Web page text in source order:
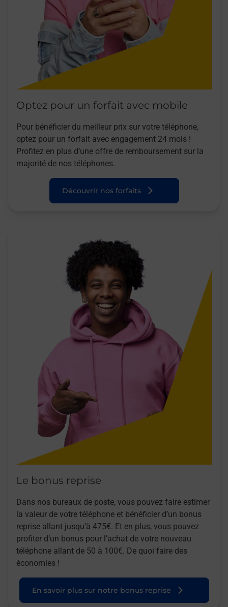
Optez pour un forfait avec mobile
Pour bénéficier du meilleur prix sur votre téléphone,
optez pour un forfait avec engagement 24 mois !
Profitez en plus d’une offre de remboursement sur la
majorité de nos téléphones.
Découvrir nos forfaits
Le bonus reprise
Dans nos bureaux de poste, vous pouvez faire estimer
la valeur de votre téléphone et bénéficier d’un bonus
reprise allant jusqu’à 475€. Et en plus, vous pouvez
profiter d’un bonus pour l’achat de votre nouveau
téléphone allant de 50 à 100€. De quoi faire des
économies !
En savoir plus sur notre bonus reprise